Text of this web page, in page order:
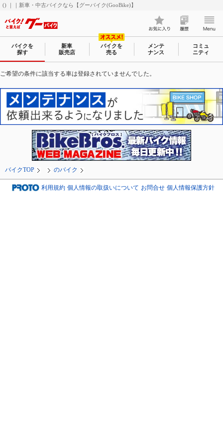
() ｜｜新車・中古バイクなら【グーバイク(GooBike)】
バイクを
探す
新車
販売店
バイクを
売る
メンテ
ナンス
コミュ
ニティ
ご希望の条件に該当する車は登録されていませんでした。
バイクTOP のバイク
利用規約 個人情報の取扱いについて お問合せ 個人情報保護方針